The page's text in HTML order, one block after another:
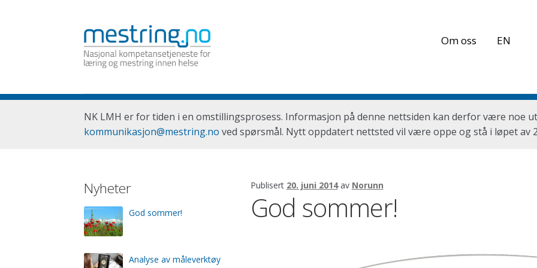
Hopp
til
navigasjon
Hopp
til
innhold
Om oss EN
NK LMH er for tiden i en omstillingsprosess. Informasjon på denne nettsiden kan derfor være noe
kommunikasjon@mestring.no ved spørsmål. Nytt oppdatert nettsted vil være oppe og stå i løpet av
Publisert 20. juni 2014 av Norunn
God sommer!
Nyheter
God sommer!
Analyse av måleverktøy